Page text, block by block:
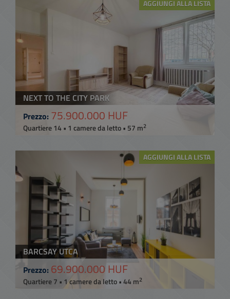
AGGIUNGI ALLA LISTA
NEXT TO THE CITY PARK
Prezzo: 75.900.000 HUF
Quartiere 14 • 1 camere da letto • 57 m2
AGGIUNGI ALLA LISTA
BARCSAY UTCA
Prezzo: 69.900.000 HUF
Quartiere 7 • 1 camere da letto • 44 m2